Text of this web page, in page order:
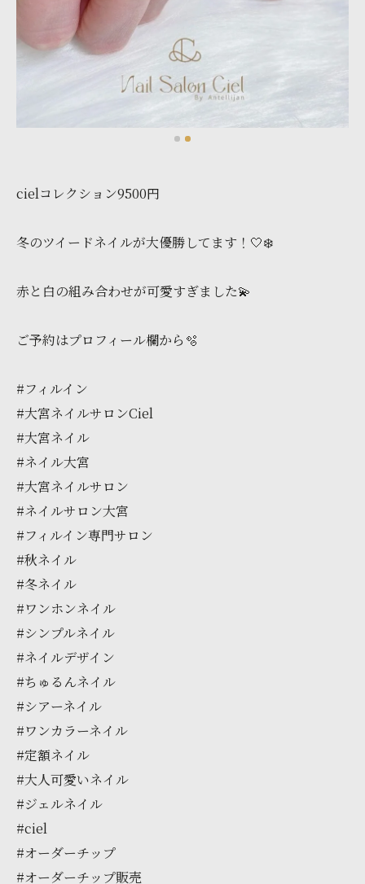
cielコレクション9500円
冬のツイードネイルが大優勝してます！🤍❄️
赤と白の組み合わせが可愛すぎました💫
ご予約はプロフィール欄から🫧
#フィルイン
#大宮ネイルサロンCiel
#大宮ネイル
#ネイル大宮
#大宮ネイルサロン
#ネイルサロン大宮
#フィルイン専門サロン
#秋ネイル
#冬ネイル
#ワンホンネイル
#シンプルネイル
#ネイルデザイン
#ちゅるんネイル
#シアーネイル
#ワンカラーネイル
#定額ネイル
#大人可愛いネイル
#ジェルネイル
#ciel
#オーダーチップ
#オーダーチップ販売